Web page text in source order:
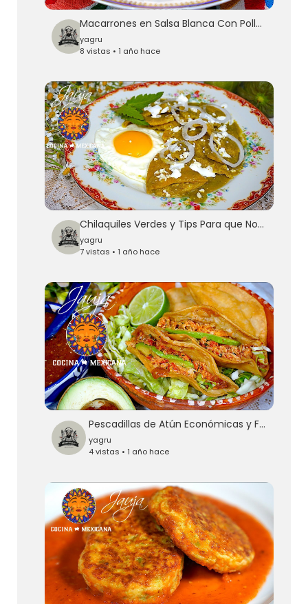
Macarrones en Salsa Blanca Con Pollo y Brócoli Super Fácil
yagru
8 vistas • 1 año hace
Chilaquiles Verdes y Tips Para que No se Amargue la Salsa
yagru
7 vistas • 1 año hace
Pescadillas de Atún Económicas y Fáciles
yagru
4 vistas • 1 año hace